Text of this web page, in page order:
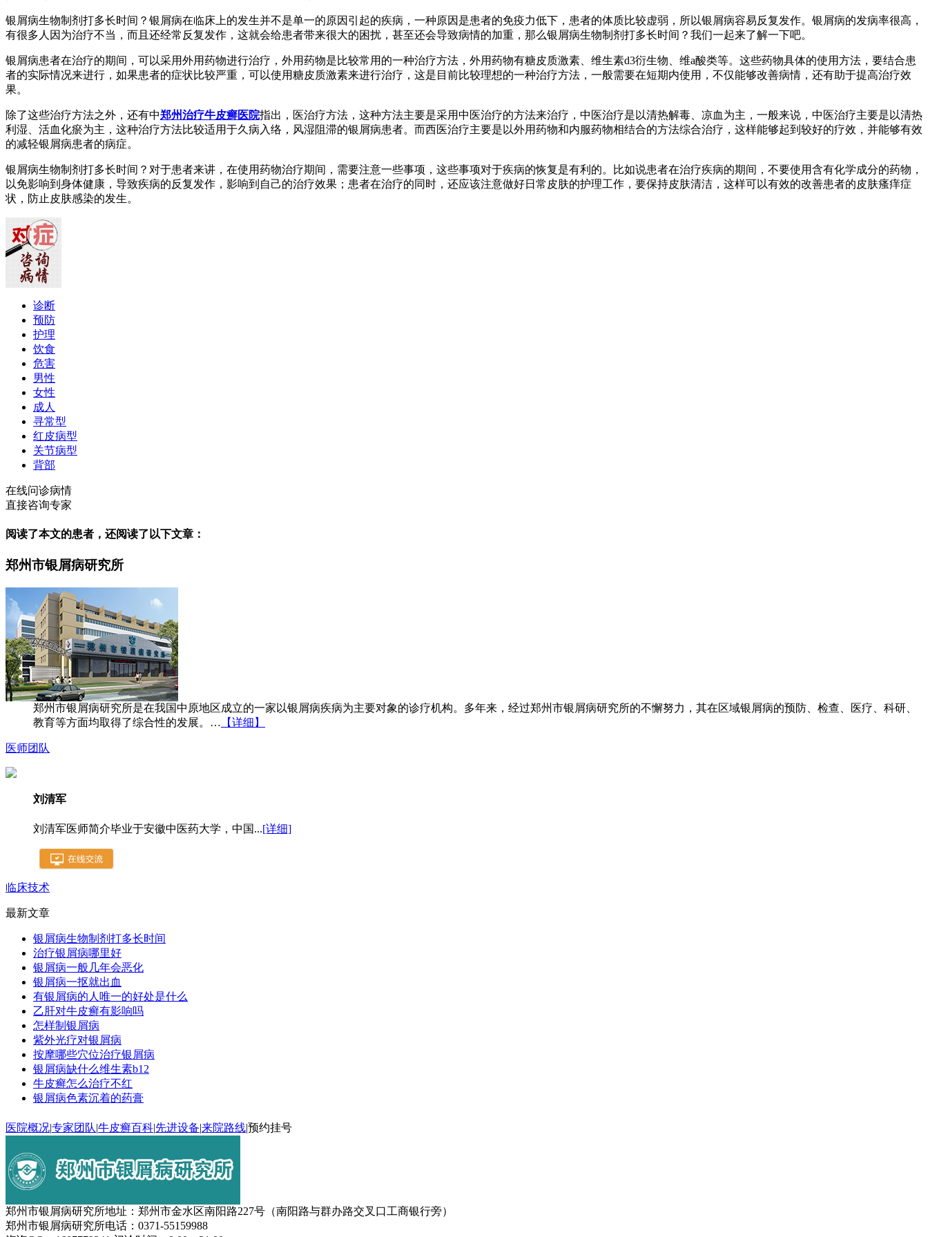
银屑病生物制剂打多长时间？银屑病在临床上的发生并不是单一的原因引起的疾病，一种原因是患者的免疫力低下，患者的体质比较虚弱，所以银屑病容易反复发作。银屑病的发病率很高，
有很多人因为治疗不当，而且还经常反复发作，这就会给患者带来很大的困扰，甚至还会导致病情的加重，那么银屑病生物制剂打多长时间？我们一起来了解一下吧。
银屑病患者在治疗的期间，可以采用外用药物进行治疗，外用药物是比较常用的一种治疗方法，外用药物有糖皮质激素、维生素d3衍生物、维a酸类等。这些药物具体的使用方法，要结合患
者的实际情况来进行，如果患者的症状比较严重，可以使用糖皮质激素来进行治疗，这是目前比较理想的一种治疗方法，一般需要在短期内使用，不仅能够改善病情，还有助于提高治疗效
果。
除了这些治疗方法之外，还有中郑州治疗牛皮癣医院指出，医治疗方法，这种方法主要是采用中医治疗的方法来治疗，中医治疗是以清热解毒、凉血为主，一般来说，中医治疗主要是以清热
利湿、活血化瘀为主，这种治疗方法比较适用于久病入络，风湿阻滞的银屑病患者。而西医治疗主要是以外用药物和内服药物相结合的方法综合治疗，这样能够起到较好的疗效，并能够有效
的减轻银屑病患者的病症。
银屑病生物制剂打多长时间？对于患者来讲，在使用药物治疗期间，需要注意一些事项，这些事项对于疾病的恢复是有利的。比如说患者在治疗疾病的期间，不要使用含有化学成分的药物，
以免影响到身体健康，导致疾病的反复发作，影响到自己的治疗效果；患者在治疗的同时，还应该注意做好日常皮肤的护理工作，要保持皮肤清洁，这样可以有效的改善患者的皮肤瘙痒症
状，防止皮肤感染的发生。
诊断
预防
护理
饮食
危害
男性
女性
成人
寻常型
红皮病型
关节病型
背部
在线问诊病情
直接咨询专家
阅读了本文的患者，还阅读了以下文章：
郑州市银屑病研究所
郑州市银屑病研究所是在我国中原地区成立的一家以银屑病疾病为主要对象的诊疗机构。多年来，经过郑州市银屑病研究所的不懈努力，其在区域银屑病的预防、检查、医疗、科研、
教育等方面均取得了综合性的发展。… 【详细】
医师团队
刘清军
刘清军医师简介毕业于安徽中医药大学，中国...[详细]
临床技术
最新文章
银屑病生物制剂打多长时间
治疗银屑病哪里好
银屑病一般几年会恶化
银屑病一抠就出血
有银屑病的人唯一的好处是什么
乙肝对牛皮癣有影响吗
怎样制银屑病
紫外光疗对银屑病
按摩哪些穴位治疗银屑病
银屑病缺什么维生素b12
牛皮癣怎么治疗不红
银屑病色素沉着的药膏
医院概况|专家团队|牛皮癣百科|先进设备|来院路线|预约挂号
郑州市银屑病研究所地址：郑州市金水区南阳路227号（南阳路与群办路交叉口工商银行旁）
郑州市银屑病研究所电话：0371-55159988